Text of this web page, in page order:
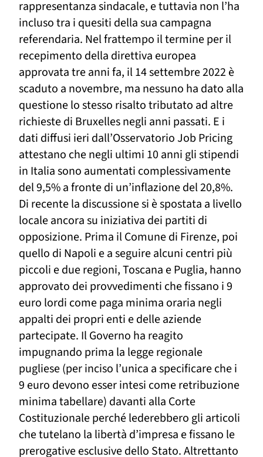
rappresentanza sindacale, e tuttavia non l’ha
incluso tra i quesiti della sua campagna
referendaria. Nel frattempo il termine per il
recepimento della direttiva europea
approvatatre anni fa, il 14 settembre 2022 è
scaduto a novembre, ma nessuno ha dato alla
questione lo stesso risalto tributato ad altre
richieste di Bruxelles negli anni passati. E i
dati diffusi ieri dall’Osservatorio Job Pricing
attestano che negli ultimi 10 anni gli stipendi
in Italia sono aumentati complessivamente
del 9,5% a fronte di un’inflazione del 20,8%.
Di recentela discussione si è spostata a livello
locale ancora su iniziativa dei partiti di
opposizione. Prima il Comune di Firenze, poi
quello di Napoli e a seguire alcuni centri più
piccoli e due regioni, Toscana e Puglia, hanno
approvato dei provvedimenti che fissano i 9
euro lordi come paga minima oraria negli
appalti dei propri enti e delleaziende
partecipate. Il Governo ha reagito
impugnando prima la legge regionale
pugliese (per inciso l’unica a specificare che i
9 euro devono esser intesi come retribuzione
minima tabellare) davanti alla Corte
Costituzionaleperché lederebbero gli articoli
che tutelano la libertà d’impresa e fissano le
prerogative esclusive dello Stato. Altrettanto